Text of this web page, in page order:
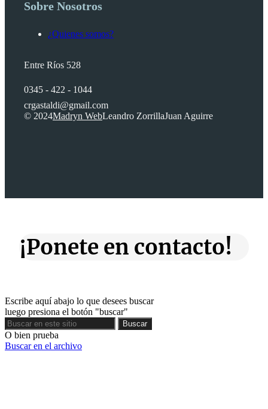
Sobre Nosotros
¿Quienes somos?
Entre Ríos 528
0345 - 422 - 1044
crgastaldi@gmail.com
© 2024Madryn WebLeandro ZorrillaJuan Aguirre
¡Ponete en contacto!
Escribe aquí abajo lo que desees buscar
luego presiona el botón "buscar"
Buscar
Buscar
O bien prueba
Buscar en el archivo